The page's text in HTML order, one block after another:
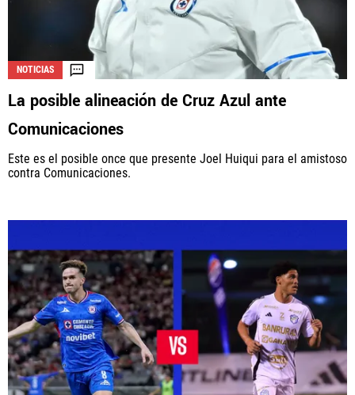
NOTICIAS
La posible alineación de Cruz Azul ante
Comunicaciones
Este es el posible once que presente Joel Huiqui para el amistoso
contra Comunicaciones.